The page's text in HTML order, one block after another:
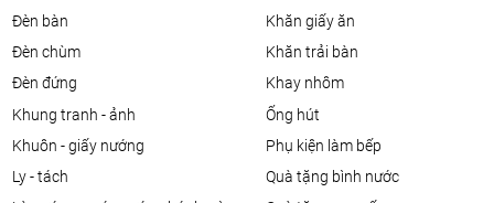
đèn bàn
đèn chùm
đèn đứng
khăn giấy ăn
khăn trải bàn
khay nhôm
khung tranh - ảnh
khuôn - giấy nướng
ly - tách
ống hút
phụ kiện làm bếp
quà tặng bình nước